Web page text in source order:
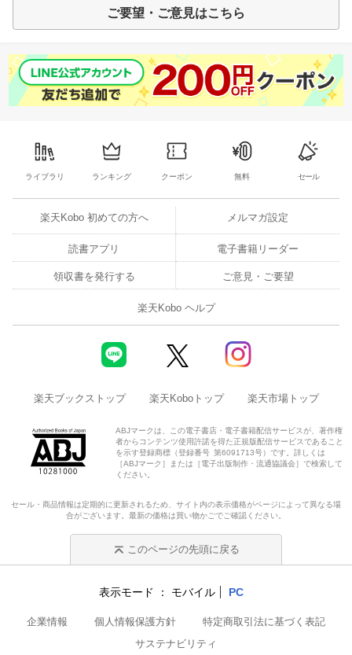
ご要望・ご意見はこちら
ライブラリ ランキング クーポン 無料 セール
楽天Kobo 初めての方へ メルマガ設定
読書アプリ 電子書籍リーダー
領収書を発行する ご意見・ご要望
楽天Kobo ヘルプ
楽天ブックストップ 楽天Koboトップ 楽天市場トップ
ABJマークは、この電子書店・電子書籍配信サービスが、著作権
者からコンテンツ使用許諾を得た正規版配信サービスであること
を示す登録商標（登録番号 第6091713号）です。詳しくは
［ABJマーク］または［電子出版制作・流通協議会］で検索して
ください。
セール・商品情報は定期的に更新されるため、サイト内の表示価格がページによって異なる場
合がございます。最新の価格は買い物かごでご確認ください。
このページの先頭に戻る
表示モード モバイル PC
企業情報 個人情報保護方針
特定商取引法に基づく表記
サステナビリティ